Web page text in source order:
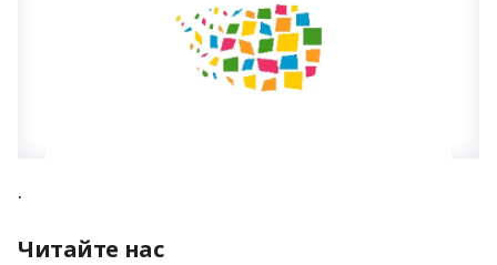
.
Читайте нас